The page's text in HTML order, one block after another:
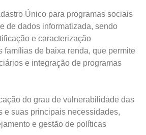
Único para programas sociais
de dados informatizada, sendo
e caracterização
famílias de baixa renda, que permite
e integração de programas
do grau de vulnerabilidade das
e suas principais necessidades,
e gestão de políticas